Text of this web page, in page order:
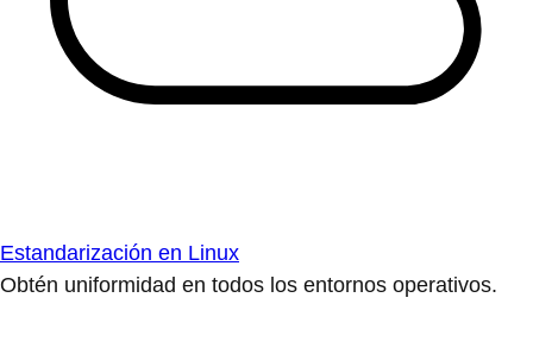
Estandarización en Linux
Obtén uniformidad en todos los entornos operativos.